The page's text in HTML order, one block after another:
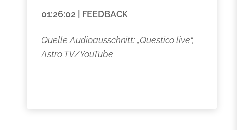
01:26:02 | FEEDBACK
Quelle Audioausschnitt: „Questico live“,
Astro TV/YouTube